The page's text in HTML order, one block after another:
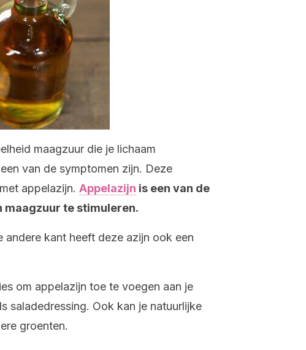
maagzuur die je lichaam
van de symptomen zijn. Deze
appelazijn. Appelazijn is een van de
maagzuur te stimuleren.
andere kant heeft deze azijn ook een
om appelazijn toe te voegen aan je
saladedressing. Ook kan je natuurlijke
groenten.